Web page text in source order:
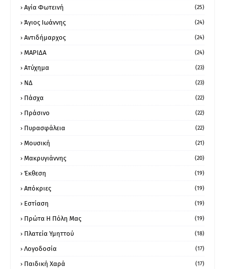
Αγία Φωτεινή (25)
Άγιος Ιωάννης (24)
Αντιδήμαρχος (24)
ΜΑΡΙΔΑ (24)
Ατύχημα (23)
ΝΔ (23)
Πάσχα (22)
Πράσινο (22)
Πυρασφάλεια (22)
Μουσική (21)
Μακρυγιάννης (20)
Έκθεση (19)
Απόκριες (19)
Εστίαση (19)
Πρώτα Η Πόλη Μας (19)
Πλατεία Υμηττού (18)
Λογοδοσία (17)
Παιδική Χαρά (17)